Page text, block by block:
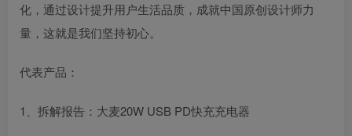
化，通过设计提升用户生活品质，成就中国原创设计师力
量，这就是我们坚持初心。
代表产品：
1、拆解报告：大麦20W USB PD快充充电器